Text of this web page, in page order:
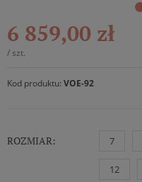
6 859,00 zł
/ szt.
Kod produktu: VOE-92
ROZMIAR: 7
12